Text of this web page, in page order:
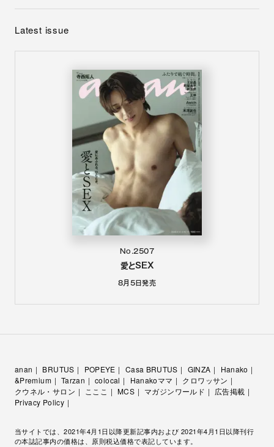
Latest issue
No.2507
愛とSEX
8月5日発売
anan BRUTUS POPEYE Casa BRUTUS GINZA
Hanako
&Premium
Tarzan colocal Hanakoママ
クロワッサン
クウネル・サロン
こここ MCS マガジンワールド
広告掲載
Privacy Policy
当サイトでは、2021年4月1日以降更新記事内および 2021年4月1日以降刊行
の本誌記事内の価格は、原則税込価格で表記しています。